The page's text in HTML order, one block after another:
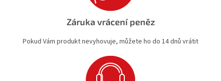
Záruka vrácení peněz
Pokud Vám produkt nevyhovuje, můžete ho do 14 dnů vrátit